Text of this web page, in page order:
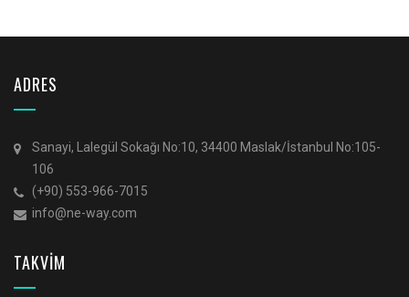
ADRES
Sanayi, Lalegül Sokağı No:10, 34400 Maslak/İstanbul No:105-
106
(+90) 553-966-7015
info@ne-way.com
TAKVİM